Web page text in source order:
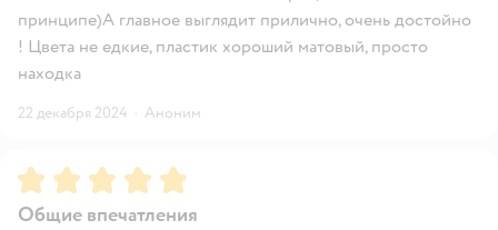
принципе)А главное выглядит прилично, очень достойно
! Цвета не едкие, пластик хороший матовый, просто
находка
22 декабря 2024 · Аноним
Рейтинг:5
Общие впечатления